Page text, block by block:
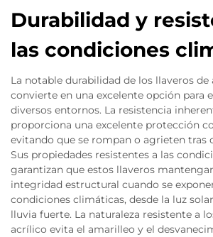
Durabilidad y
las condiciones
La notable durabilidad de los llaveros
convierte en una excelente opción para
diversos entornos. La resistencia
proporciona una excelente protección
evitando que se rompan o agrieten tras
Sus propiedades resistentes a las
garantizan que estos llaveros
integridad estructural cuando se
condiciones climáticas, desde la luz
lluvia fuerte. La naturaleza resistente a
acrílico evita el amarilleo y el